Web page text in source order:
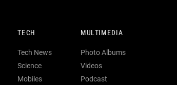
TECH
Tech News
Science
Mobiles
MULTIMEDIA
Photo Albums
Videos
Podcast